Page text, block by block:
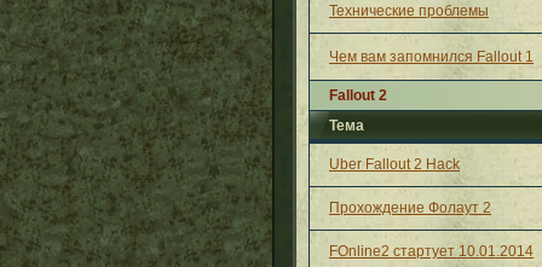
Технические проблемы
Чем вам запомнился Fallout 1
Fallout 2
Тема
Uber Fallout 2 Hack
Прохождение Фолаут 2
FOnline2 стартует 10.01.2014